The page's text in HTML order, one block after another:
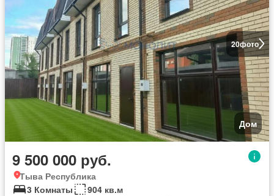
20фото
Дом
9 500 000 руб.
Тыва Республика
3 Комнаты
904 кв.м